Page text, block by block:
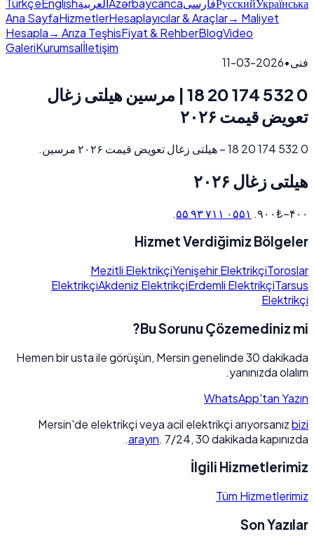
TürkçeEnglishالعربيةAzərbaycancaفارسیРусскийУкраїнська
Ana SayfaHizmetlerHesaplayıcılar & Araçlar→ Maliyet
Hesapla→ Arıza TeşhisFiyat & RehberBlogVideo
GaleriKurumsalİletişim
فنی•
2026-03-11
0 532 174 20 18 | مرسین هیلتی زغال
تعویض قیمت ۲۰۲۶
0 532 174 20 18 – هیلتی زغال تعویض قیمت ۲۰۲۶ مرسین.
هیلتی زغال ۲۰۲۶
۴۰۰–۹۰۰₺. ۰۵۵۱ ۷۱۱ ۹۳ ۵۵ .
Hizmet Verdiğimiz Bölgeler
Mezitli ElektrikçiYenişehir ElektrikçiToroslar
ElektrikçiAkdeniz ElektrikçiErdemli ElektrikçiTarsus
Elektrikçi
Bu Sorunu Çözemediniz mi?
Hemen bir usta ile görüşün, Mersin genelinde 30 dakikada
yanınızda olalım.
WhatsApp'tan Yazın
Mersin'de elektrikçi veya acil elektrikçi arıyorsanızbizi
arayın. 7/24, 30 dakikada kapınızda.
İlgili Hizmetlerimiz
Tüm Hizmetlerimiz
Son Yazılar